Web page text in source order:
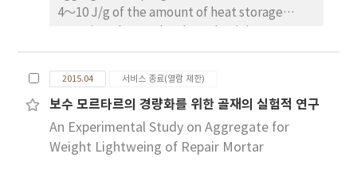
4～10 J/g of the amount of heat storage
considered that lightweight aggregate
concrete impregnated with PCM may have
thermal energy storage capacity.
2015.04 서비스 종료(열람 제한)
보수 모르타르의 경량화를 위한 골재의 실험적 연구
An Experimental Study on Aggregate for
Weight Lightweing of Repair Mortar